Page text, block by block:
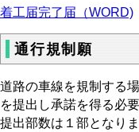
着工届完了届（WORD)
通行規制願
道路の車線を規制する
を提出し承諾を得る必
提出部数は１部となりま